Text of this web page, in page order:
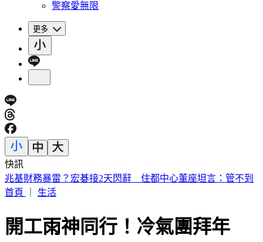
警察愛無限
更多
快訊
伊朗封鎖荷姆茲海峽 6000名海員受困波斯灣
首頁
生活
開工雨神同行！冷氣團拜年